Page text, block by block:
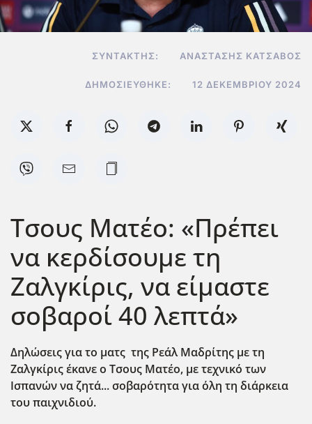
ΣΥΝΤΆΚΤΗΣ: ΑΝΑΣΤΆΣΗΣ ΚΑΤΣΑΒΌΣ
ΔΗΜΟΣΙΕΎΘΗΚΕ: 12 ΔΕΚΕΜΒΡΊΟΥ 2024
Τσους Ματέο: «Πρέπει
να κερδίσουμε τη
Ζαλγκίρις, να είμαστε
σοβαροί 40 λεπτά»
Δηλώσεις για το ματς της Ρεάλ Μαδρίτης με τη
Ζαλγκίρις έκανε ο Τσους Ματέο, με τεχνικό των
Ισπανών να ζητά... σοβαρότητα για όλη τη διάρκεια
του παιχνιδιού.